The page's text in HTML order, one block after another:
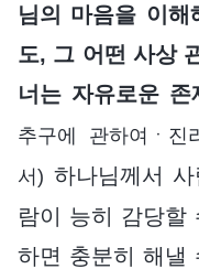
님의 마음을 이
도, 그 어떤 사상
너는 자유로운 존
추구에 관하여ㆍ진
서) 하나님께서
람이 능히 감당할
하면 충분히 해낼